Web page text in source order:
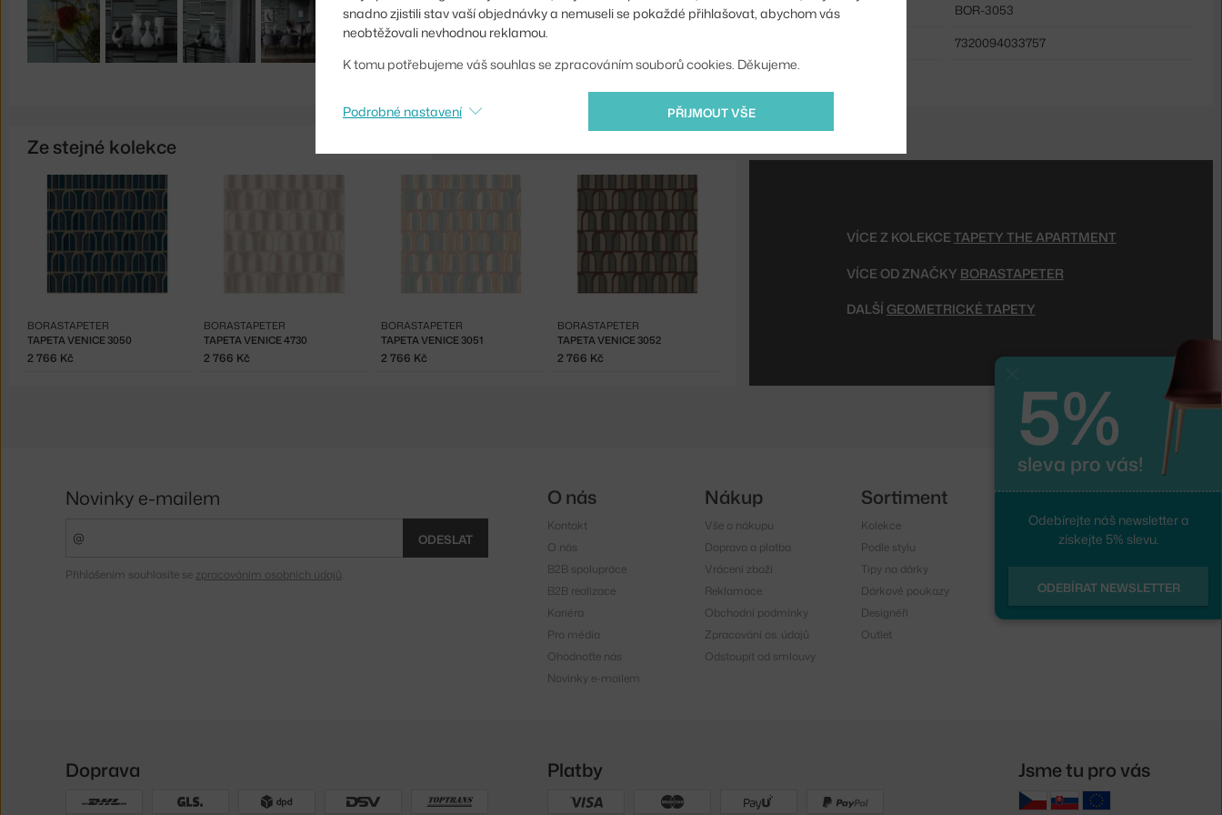
Kód produktu
BOR-3053
7320094033757
Ze stejné kolekce
TAPETA VENICE 3050
BORASTAPETER
2 766 Kč
TAPETA VENICE 4730
BORASTAPETER
2 766 Kč
TAPETA VENICE 3051
BORASTAPETER
2 766 Kč
TAPETA VENICE 3052
BORASTAPETER
2 766 Kč
VÍCE Z KOLEKCE TAPETY THE APARTMENT
VÍCE OD ZNAČKY BORASTAPETER
DALŠÍ GEOMETRICKÉ TAPETY
snadno zjistili stav vaší objednávky a nemuseli se pokaždé přihlašovat, abychom vás
neobtěžovali nevhodnou reklamou.
K tomu potřebujeme váš souhlas se zpracováním souborů cookies. Děkujeme.
PŘIJMOUT VŠE
Podrobné nastavení
5%
sleva pro vás!
Odebírejte náš newsletter a
získejte 5% slevu.
ODEBÍRAT NEWSLETTER
Novinky e-mailem
ODESLAT
Přihlášením souhlasíte se zpracováním osobních údajů
O nás
Kontakt
O nás
B2B spolupráce
B2B realizace
Kariéra
Pro média
Ohodnoťte nás
Novinky e-mailem
Nákup
Vše o nákupu
Doprava a platba
Vrácení zboží
Reklamace
Obchodní podmínky
Zpracování os. údajů
Odstoupit od smlouvy
Sortiment
Kolekce
Podle stylu
Tipy na dárky
Dárkové poukazy
Designéři
Outlet
Sledujte nás
Instagram
Facebook
Doprava Platby Jsme tu pro vás